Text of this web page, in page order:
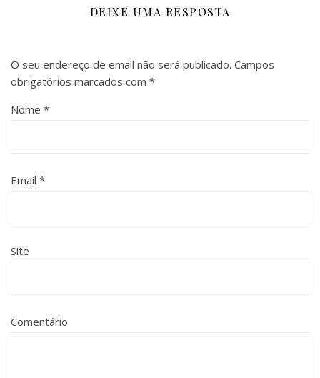
DEIXE UMA RESPOSTA
O seu endereço de email não será publicado. Campos
obrigatórios marcados com *
Nome *
Email *
Site
Comentário